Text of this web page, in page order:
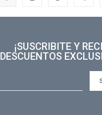
¡SUSCRIBITE Y
DESCUENTOS